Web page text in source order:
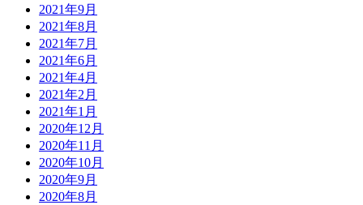
2021年9月
2021年8月
2021年7月
2021年6月
2021年4月
2021年2月
2021年1月
2020年12月
2020年11月
2020年10月
2020年9月
2020年8月